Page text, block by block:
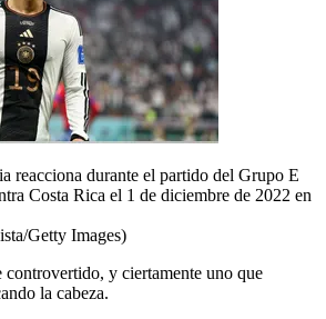
reacciona durante el partido del Grupo E
Costa Rica el 1 de diciembre de 2022 en
Getty Images)
y ciertamente uno que
la cabeza.